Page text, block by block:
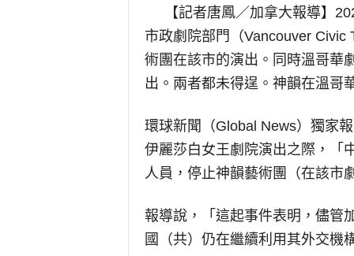
【記者唐鳳／加拿大報導】
市政劇院部門（Vancouver
術團在該市的演出。同時溫哥華
出。兩者都未得逞。神韻在溫哥
環球新聞（Global News）獨家
伊麗莎白女王劇院演出之際，「
人員，停止神韻藝術團（在該市
報導說，「這起事件表明，儘管
國（共）仍在繼續利用其外交機